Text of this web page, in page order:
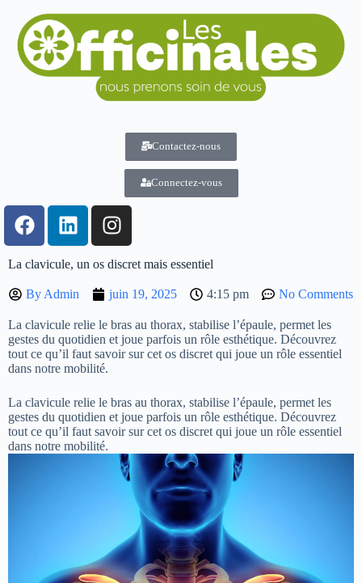
Contactez-nous
Connectez-vous
La clavicule, un os discret mais essentiel
By Admin juin 19, 2025 4:15 pm No Comments
La clavicule relie le bras au thorax, stabilise l’épaule, permet les
gestes du quotidien et joue parfois un rôle esthétique. Découvrez
tout ce qu’il faut savoir sur cet os discret qui joue un rôle essentiel
dans notre mobilité.
La clavicule relie le bras au thorax, stabilise l’épaule, permet les
gestes du quotidien et joue parfois un rôle esthétique. Découvrez
tout ce qu’il faut savoir sur cet os discret qui joue un rôle essentiel
dans notre mobilité.